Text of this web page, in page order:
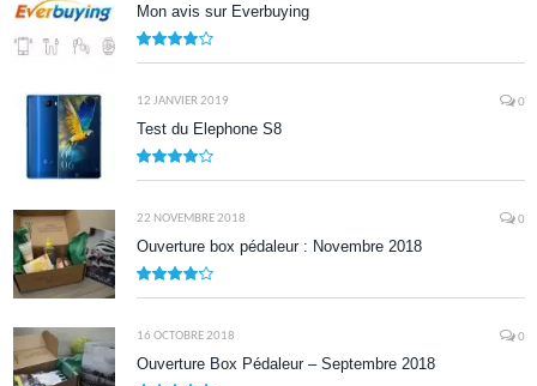
Mon avis sur Everbuying
12 JANVIER 2019 0
Test du Elephone S8
22 NOVEMBRE 2018 0
Ouverture box pédaleur : Novembre 2018
16 OCTOBRE 2018 0
Ouverture Box Pédaleur – Septembre 2018